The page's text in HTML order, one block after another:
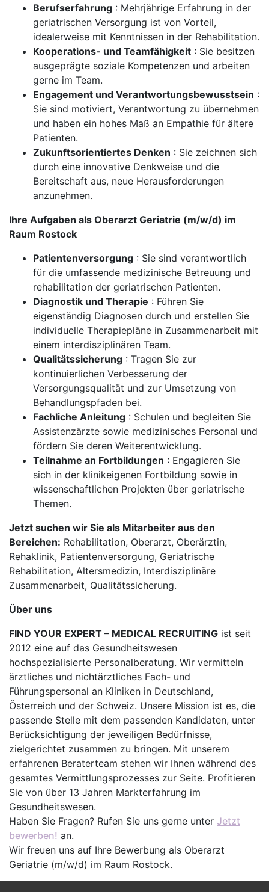
Berufserfahrung : Mehrjährige Erfahrung in der
geriatrischen Versorgung ist von Vorteil,
idealerweise mit Kenntnissen in der Rehabilitation.
Kooperations- und Teamfähigkeit : Sie besitzen
ausgeprägte soziale Kompetenzen und arbeiten
gerne im Team.
Engagement und Verantwortungsbewusstsein :
Sie sind motiviert, Verantwortung zu übernehmen
und haben ein hohes Maß an Empathie für ältere
Patienten.
Zukunftsorientiertes Denken : Sie zeichnen sich
durch eine innovative Denkweise und die
Bereitschaft aus, neue Herausforderungen
anzunehmen.
Ihre Aufgaben als Oberarzt Geriatrie (m/w/d) im
Raum Rostock
Patientenversorgung : Sie sind verantwortlich
für die umfassende medizinische Betreuung und
rehabilitation der geriatrischen Patienten.
Diagnostik und Therapie : Führen Sie
eigenständig Diagnosen durch und erstellen Sie
individuelle Therapiepläne in Zusammenarbeit mit
einem interdisziplinären Team.
Qualitätssicherung : Tragen Sie zur
kontinuierlichen Verbesserung der
Versorgungsqualität und zur Umsetzung von
Behandlungspfaden bei.
Fachliche Anleitung : Schulen und begleiten Sie
Assistenzärzte sowie medizinisches Personal und
fördern Sie deren Weiterentwicklung.
Teilnahme an Fortbildungen : Engagieren Sie
sich in der klinikeigenen Fortbildung sowie in
wissenschaftlichen Projekten über geriatrische
Themen.
Jetzt suchen wir Sie als Mitarbeiter aus den
Bereichen: Rehabilitation, Oberarzt, Oberärztin,
Rehaklinik, Patientenversorgung, Geriatrische
Rehabilitation, Altersmedizin, Interdisziplinäre
Zusammenarbeit, Qualitätssicherung.
Über uns
FIND YOUR EXPERT – MEDICAL RECRUITING ist seit
2012 eine auf das Gesundheitswesen
hochspezialisierte Personalberatung. Wir vermitteln
ärztliches und nichtärztliches Fach- und
Führungspersonal an Kliniken in Deutschland,
Österreich und der Schweiz. Unsere Mission ist es, die
passende Stelle mit dem passenden Kandidaten, unter
Berücksichtigung der jeweiligen Bedürfnisse,
zielgerichtet zusammen zu bringen. Mit unserem
erfahrenen Beraterteam stehen wir Ihnen während des
gesamtes Vermittlungsprozesses zur Seite. Profitieren
Sie von über 13 Jahren Markterfahrung im
Gesundheitswesen.
Haben Sie Fragen? Rufen Sie uns gerne unter Jetzt
bewerben! an.
Wir freuen uns auf Ihre Bewerbung als Oberarzt
Geriatrie (m/w/d) im Raum Rostock.